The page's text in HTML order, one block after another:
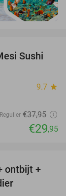
21%
Sushi
9.7 star
Regulier €37,95
€29,95
32%
ontbijt +